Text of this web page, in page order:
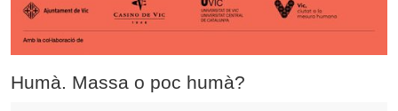
Humà. Massa o poc humà?